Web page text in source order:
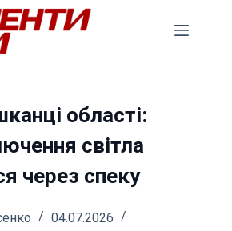
області:
світла
через спеку
04.07.2026